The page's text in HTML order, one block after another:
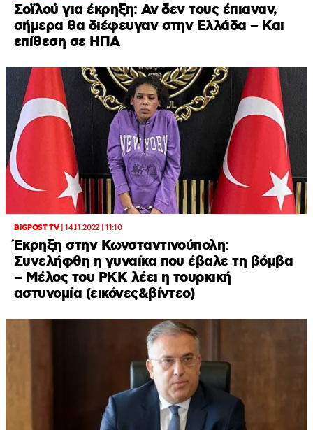
Σοϊλού για έκρηξη: Αν δεν τους έπιαναν,
σήμερα θα διέφευγαν στην Ελλάδα – Και
επίθεση σε ΗΠΑ
BIGPOST TV|14.11.2022 | 11:10
Έκρηξη στην Κωνσταντινούπολη:
Συνελήφθη η γυναίκα που έβαλε τη βόμβα
– Μέλος του PKK λέει η τουρκική
αστυνομία (εικόνες&βίντεο)